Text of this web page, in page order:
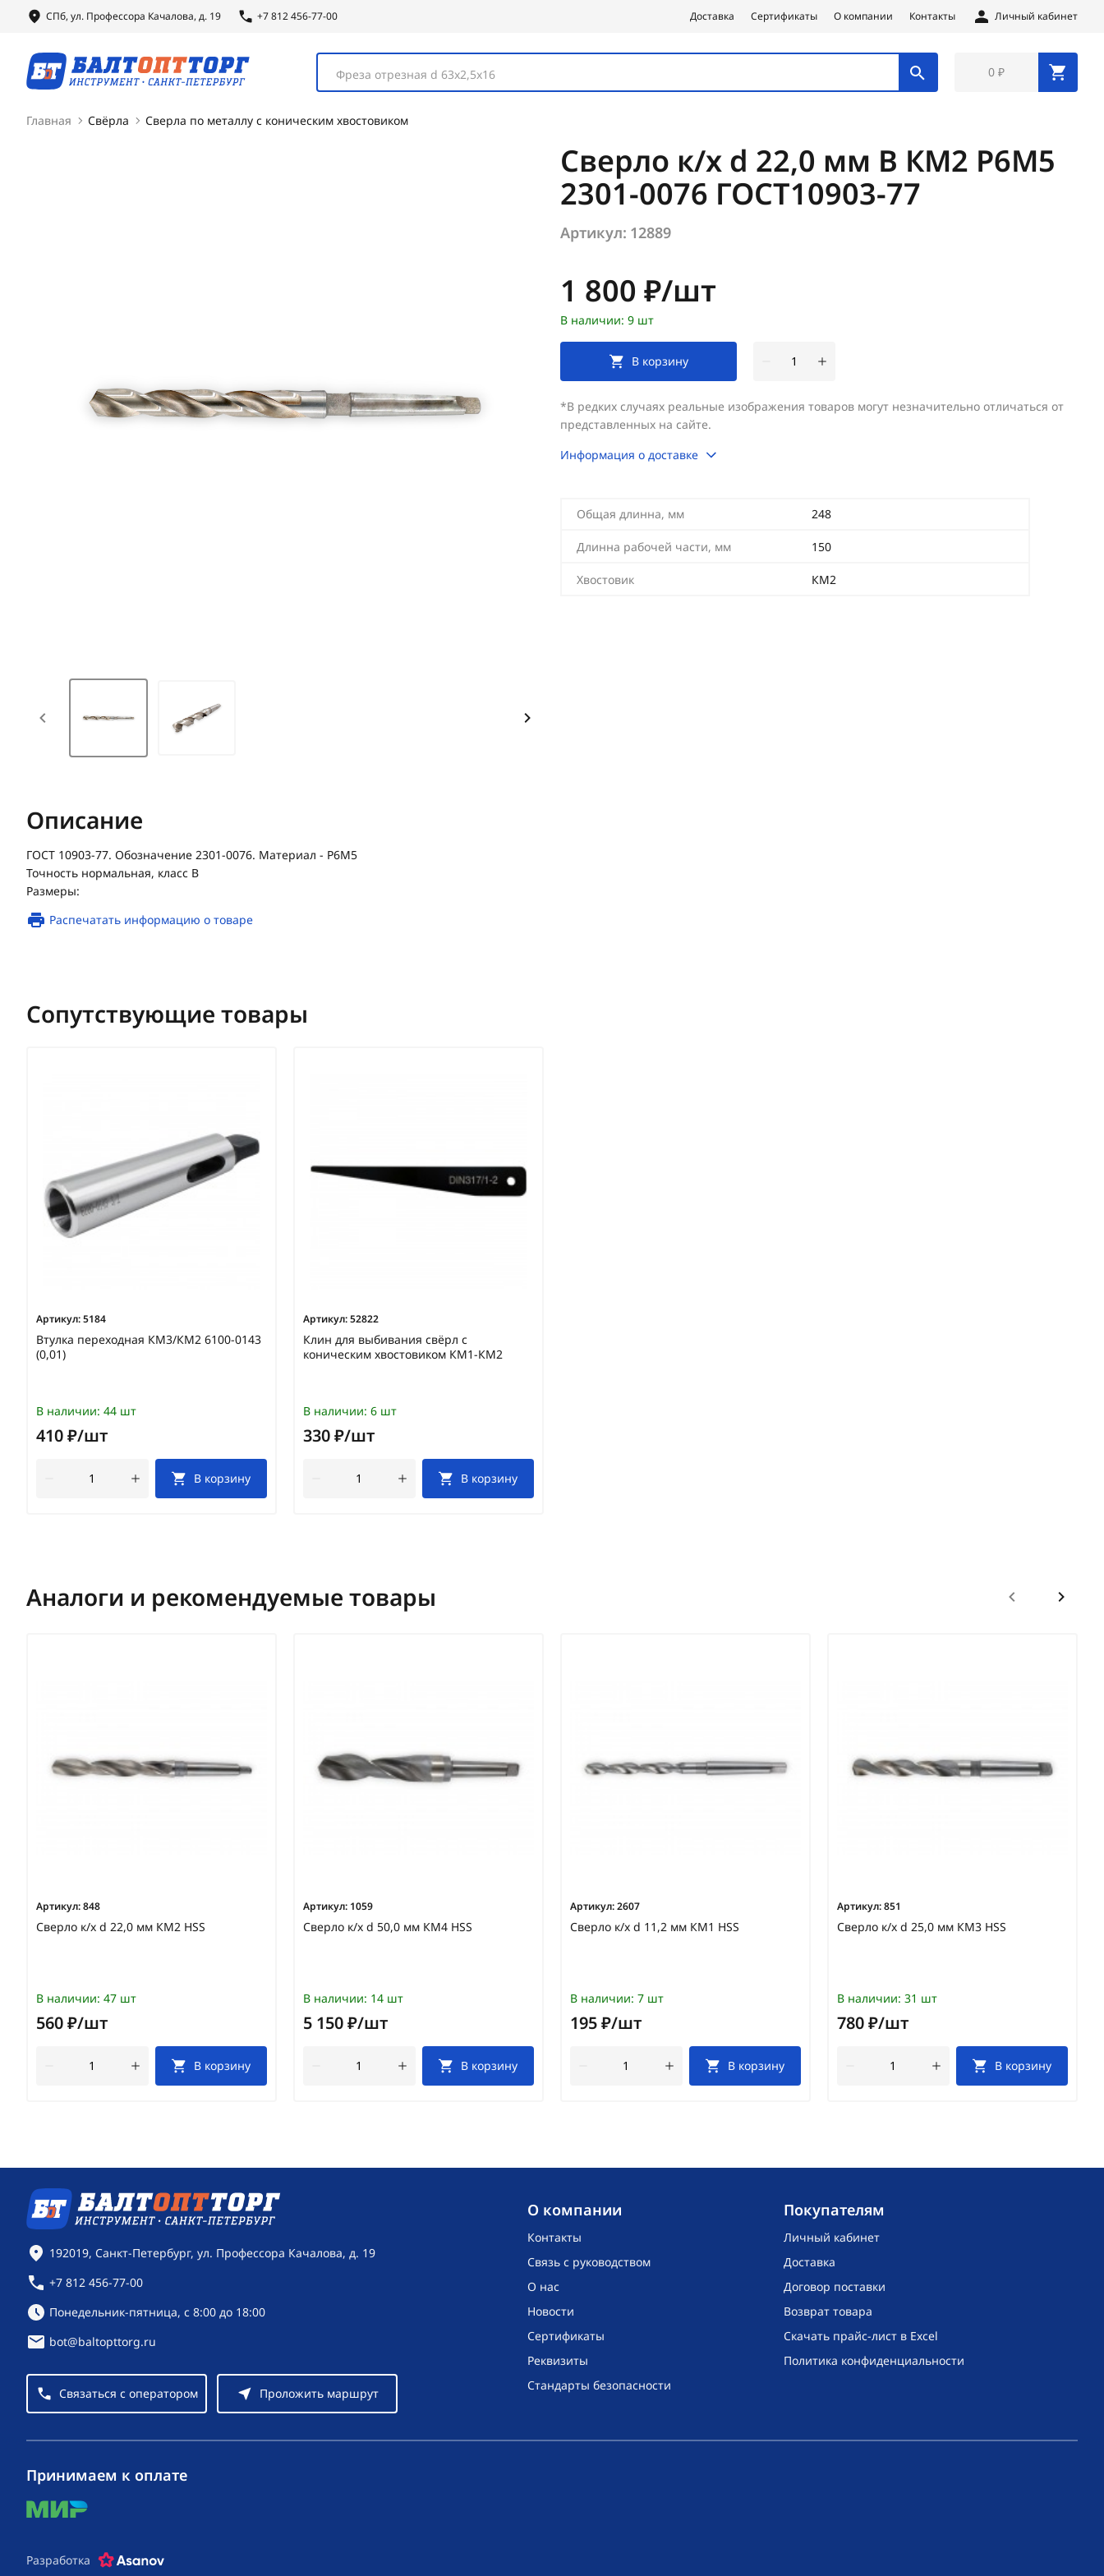
СПб, ул. Профессора Качалова, д. 19 +7 812 456-77-00 Доставка Сертификаты О компании Контакты Личный кабинет
Фреза отрезная d 63х2,5х16 0 ₽
Главная Свёрла Сверла по металлу с коническим хвостовиком
Сверло к/х d 22,0 мм В КМ2 Р6М5
2301-0076 ГОСТ10903-77
Артикул: 12889
Цена:
1 800 ₽/шт
В наличии: 9 шт
В корзину
*В редких случаях реальные изображения товаров могут незначительно отличаться от
представленных на сайте.
Информация о доставке
Общая длинна, мм 248
Длинна рабочей части, мм 150
Хвостовик КМ2
Описание
ГОСТ 10903-77. Обозначение 2301-0076. Материал - Р6М5
Точность нормальная, класс В
Размеры:
Распечатать информацию о товаре
Сопутствующие товары
Артикул:5184
Втулка переходная КМ3/КМ2 6100-0143
(0,01)
В наличии: 44 шт
410 ₽/шт
В корзину
Артикул:52822
Клин для выбивания свёрл с
коническим хвостовиком КМ1-КМ2
В наличии: 6 шт
330 ₽/шт
В корзину
Аналоги и рекомендуемые товары
Артикул:848
Сверло к/х d 22,0 мм КМ2 HSS
В наличии: 47 шт
560 ₽/шт
В корзину
Артикул: 1059
Сверло к/х d 50,0 мм КМ4 HSS
В наличии: 14 шт
5 150 ₽/шт
В корзину
Артикул:2607
Сверло к/х d 11,2 мм КМ1 HSS
В наличии: 7 шт
195 ₽/шт
В корзину
Артикул:851
Сверло к/х d 25,0 мм КМ3 HSS
В наличии: 31 шт
780 ₽/шт
В корзину
O компании
Контакты
Связь с руководством
О нас
Новости
Сертификаты
Реквизиты
Стандарты безопасности
Покупателям
Личный кабинет
Доставка
Договор поставки
Возврат товара
Скачать прайс-лист в Excel
Политика конфиденциальности
Контактная информация
192019, Санкт-Петербург, ул. Профессора Качалова, д. 19
+7 812 456-77-00
Режим работы:
Понедельник-пятница, с 8:00 до 18:00
bot@baltopttorg.ru
Связаться с оператором Проложить маршрут
Принимаем к оплате
mir
Разработка